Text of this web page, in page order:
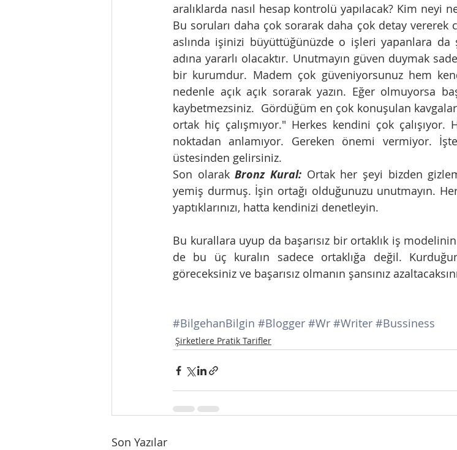
aralıklarda nasıl hesap kontrolü yapılacak? Kim neyi
Bu soruları daha çok sorarak daha çok detay vererek
aslında işinizi büyüttüğünüzde o işleri yapanlara
adına yararlı olacaktır. Unutmayın güven duymak
bir kurumdur. Madem çok güveniyorsunuz hem
nedenle açık açık sorarak yazın. Eğer olmuyorsa
kaybetmezsiniz.  Gördüğüm en çok konuşulan
ortak hiç çalışmıyor." Herkes kendini çok
noktadan anlamıyor. Gereken önemi vermiyor.
üstesinden gelirsiniz.
Son olarak Bronz Kural: Ortak her şeyi bizden
yemiş durmuş. İşin ortağı olduğunuzu unutmayın. Her
yaptıklarınızı, hatta kendinizi denetleyin.
Bu kurallara uyup da başarısız bir ortaklık iş
de bu üç kuralın sadece ortaklığa değil.
göreceksiniz ve başarısız olmanın şansınız
#BilgehanBilgin #Blogger #Wr #Writer #Bussiness
Şirketlere Pratik Tarifler
Son Yazılar